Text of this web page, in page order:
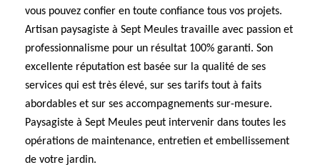
vous pouvez confier en toute confiance tous vos projets.
Artisan paysagiste à Sept Meules travaille avec passion et
professionnalisme pour un résultat 100% garanti. Son
excellente réputation est basée sur la qualité de ses
services qui est très élevé, sur ses tarifs tout à faits
abordables et sur ses accompagnements sur-mesure.
Paysagiste à Sept Meules peut intervenir dans toutes les
opérations de maintenance, entretien et embellissement
de votre jardin.